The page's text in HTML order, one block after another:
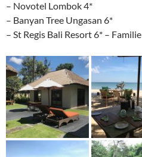
– Novotel Lombok 4*
– Banyan Tree Ungasan 6*
– St Regis Bali Resort 6* – Familie